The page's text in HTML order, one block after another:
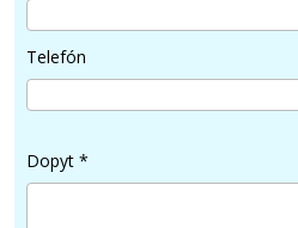
Toshiba T3511E
Telefón
Dopyt *